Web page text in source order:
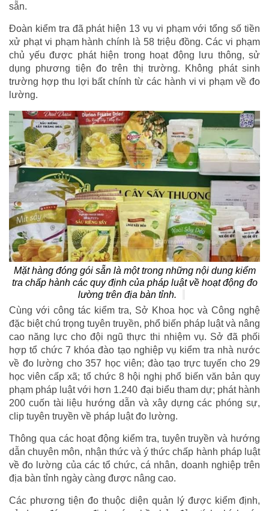
sẵn.
Đoàn kiểm tra đã phát hiện 13 vụ vi phạm với tổng số tiền
xử phạt vi phạm hành chính là 58 triệu đồng. Các vi phạm
chủ yếu được phát hiện trong hoạt động lưu thông, sử
dụng phương tiện đo trên thị trường. Không phát sinh
trường hợp thu lợi bất chính từ các hành vi vi phạm về đo
lường.
Mặt hàng đóng gói sẵn là một trong những nội dung kiểm
tra chấp hành các quy định của pháp luật về hoạt động đo
lường trên địa bàn tỉnh.
Cùng với công tác kiểm tra, Sở Khoa học và Công nghệ
đặc biệt chú trọng tuyên truyền, phổ biến pháp luật và nâng
cao năng lực cho đội ngũ thực thi nhiệm vụ. Sở đã phối
hợp tổ chức 7 khóa đào tạo nghiệp vụ kiểm tra nhà nước
về đo lường cho 357 học viên; đào tạo trực tuyến cho 29
học viên cấp xã; tổ chức 8 hội nghị phổ biến văn bản quy
phạm pháp luật với hơn 1.240 đại biểu tham dự; phát hành
200 cuốn tài liệu hướng dẫn và xây dựng các phóng sự,
clip tuyên truyền về pháp luật đo lường.
Thông qua các hoạt động kiểm tra, tuyên truyền và hướng
dẫn chuyên môn, nhận thức và ý thức chấp hành pháp luật
về đo lường của các tổ chức, cá nhân, doanh nghiệp trên
địa bàn tỉnh ngày càng được nâng cao.
Các phương tiện đo thuộc diện quản lý được kiểm định,